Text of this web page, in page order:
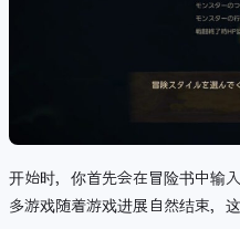
开始时，你首先会在冒险书中输
多游戏随着游戏进展自然结束，